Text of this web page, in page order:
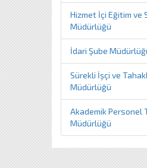
Hizmet İçi Eğitim ve
Müdürlüğü
İdari Şube
Sürekli İşçi ve
Müdürlüğü
Akademik Personel
Müdürlüğü